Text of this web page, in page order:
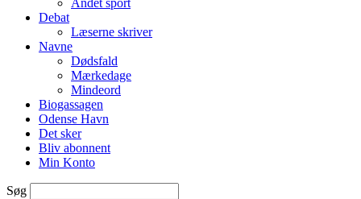
Andet sport
Debat
Læserne skriver
Navne
Dødsfald
Mærkedage
Mindeord
Biogassagen
Odense Havn
Det sker
Bliv abonnent
Min Konto
Søg